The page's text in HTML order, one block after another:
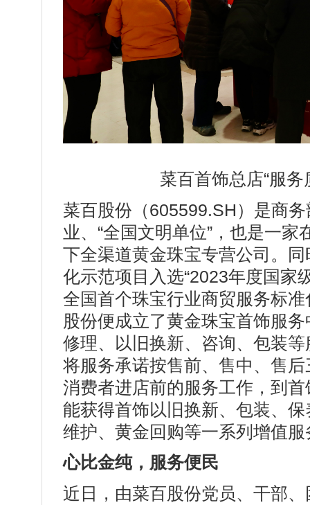
菜百首饰总店“服
菜百股份（605599.SH）是商
业、“全国文明单位”，也是一
下全渠道黄金珠宝专营公司。
化示范项目入选“2023年度国家
全国首个珠宝行业商贸服务标
股份便成立了黄金珠宝首饰服
修理、以旧换新、咨询、包装
将服务承诺按售前、售中、售
消费者进店前的服务工作，到
能获得首饰以旧换新、包装、
维护、黄金回购等一系列增值服
心比金纯，服务便民
近日，由菜百股份党员、干部